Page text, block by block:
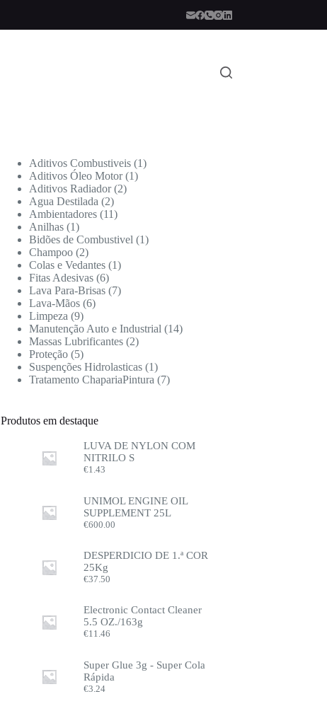
Aditivos Combustiveis 1
Aditivos Óleo Motor 1
Aditivos Radiador 2
Agua Destilada
2
Ambientadores 11
Anilhas 1
Bidões de Combustivel
1
Champoo 2
Colas e Vedantes 1
Fitas Adesivas 6
Lava Para-Brisas 7
Lava-Mãos 6
Limpeza 9
Manutenção Auto e Industrial
14
Massas Lubrificantes 2
Proteção 5
Suspenções Hidrolasticas 1
Tratamento ChapariaPintura
7
Produtos em destaque
LUVA DE NYLON COM
NITRILO S
€1.43
UNIMOL ENGINE OIL
SUPPLEMENT 25L
€600.00
DESPERDICIO DE 1.ª COR
25Kg
€37.50
Electronic Contact Cleaner
5.5 OZ./163g
€11.46
Super Glue 3g - Super Cola
Rápida
€3.24